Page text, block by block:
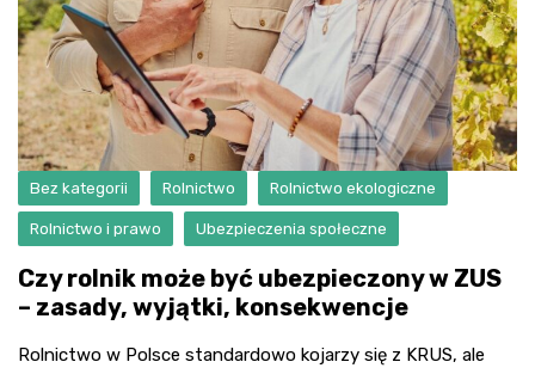
Bez kategorii Rolnictwo Rolnictwo ekologiczne
Rolnictwo i prawo Ubezpieczenia społeczne
Czy rolnik może być ubezpieczony w ZUS
– zasady, wyjątki, konsekwencje
Rolnictwo w Polsce standardowo kojarzy się z KRUS, ale